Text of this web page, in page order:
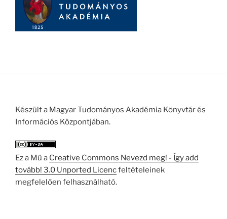
Készült a Magyar Tudományos Akadémia Könyvtár és
Információs Központjában.
Ez a Mű a Creative Commons Nevezd meg! - Így add
tovább! 3.0 Unported Licencfeltételeinek
megfelelően felhasználható.